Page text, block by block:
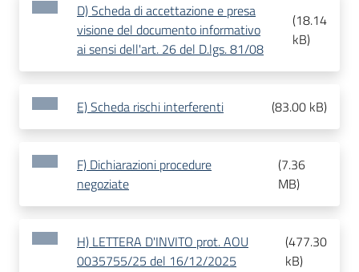
D) Scheda di accettazione e presa
visione del documento informativo
ai sensi dell'art. 26 del D.lgs. 81/08
(18.14
kB)
E) Scheda rischi interferenti (83.00 kB)
F) Dichiarazioni procedure
negoziate
(7.36
MB)
H) LETTERA D'INVITO prot. AOU
0035755/25 del 16/12/2025
(477.30
kB)